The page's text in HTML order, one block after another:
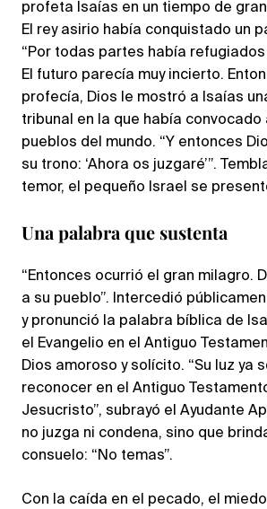
profeta Isaías en un tiempo de
El rey asirio había conquistado un
“Por todas partes había refugiados
El futuro parecía muy incierto.
profecía, Dios le mostró a Isaías
tribunal en la que había convocado
pueblos del mundo. “Y entonces
su trono: ‘Ahora os juzgaré’”.
temor, el pequeño Israel se
Una palabra que sustenta
“Entonces ocurrió el gran milagro.
a su pueblo”. Intercedió
y pronunció la palabra bíblica de
el Evangelio en el Antiguo
Dios amoroso y solícito. “Su luz ya
reconocer en el Antiguo
Jesucristo”, subrayó el Ayudante
no juzga ni condena, sino que
consuelo: “No temas”.
Con la caída en el pecado, el